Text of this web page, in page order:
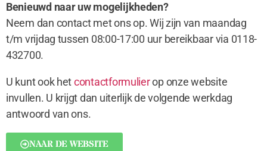
Benieuwd naar uw mogelijkheden?
Neem dan contact met ons op. Wij zijn van maandag
t/m vrijdag tussen 08:00-17:00 uur bereikbaar via 0118-
432700.
U kunt ook hetcontactformulierop onze website
invullen. U krijgt dan uiterlijk de volgende werkdag
antwoord van ons.
NAAR DE WEBSITE